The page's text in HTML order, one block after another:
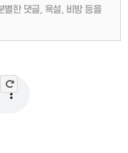
별한 댓글, 욕설, 비방 등을